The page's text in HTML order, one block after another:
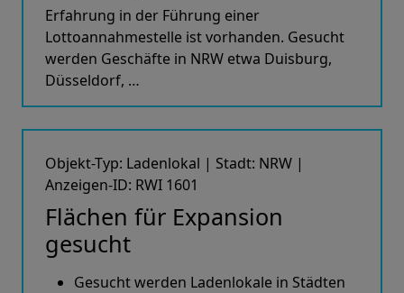
Erfahrung in der Führung einer
Lottoannahmestelle ist vorhanden. Gesucht
werden Geschäfte in NRW etwa Duisburg,
Düsseldorf, …
Objekt-Typ: Ladenlokal | Stadt: NRW |
Anzeigen-ID: RWI 1601
Flächen für Expansion
gesucht
Gesucht werden Ladenlokale in Städten